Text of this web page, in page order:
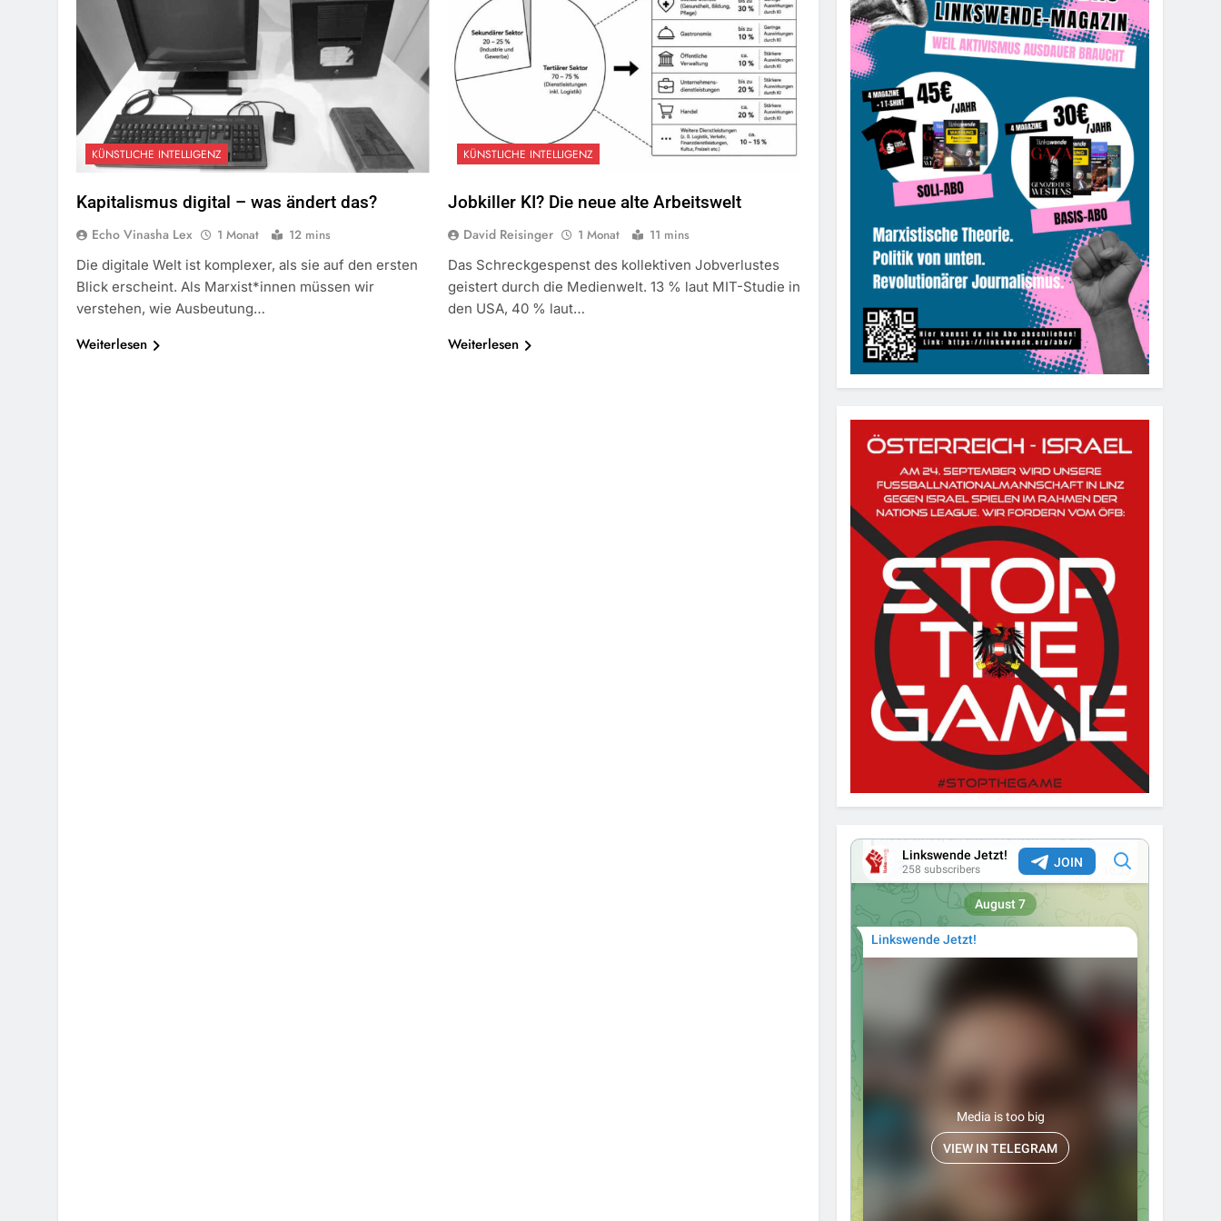
KÜNSTLICHE INTELLIGENZ
Kapitalismus digital – was ändert das?
Echo Vinasha Lex 1 Monat
12 mins
Die digitale Welt ist komplexer, als sie auf den ersten
Blick erscheint. Als Marxist*innen müssen wir
verstehen, wie Ausbeutung…
Weiterlesen
KÜNSTLICHE INTELLIGENZ
Jobkiller KI? Die neue alte Arbeitswelt
David Reisinger 1 Monat
11 mins
Das Schreckgespenst des kollektiven Jobverlustes
geistert durch die Medienwelt. 13 % laut MIT-Studie in
den USA, 40 % laut…
Weiterlesen